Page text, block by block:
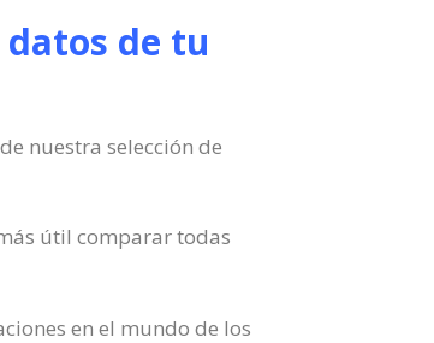
de tu
nuestra selección de
útil comparar todas
en el mundo de los